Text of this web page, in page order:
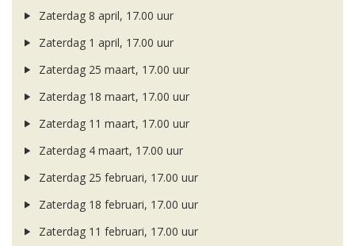
Zaterdag 8 april, 17.00 uur
Zaterdag 1 april, 17.00 uur
Zaterdag 25 maart, 17.00 uur
Zaterdag 18 maart, 17.00 uur
Zaterdag 11 maart, 17.00 uur
Zaterdag 4 maart, 17.00 uur
Zaterdag 25 februari, 17.00 uur
Zaterdag 18 februari, 17.00 uur
Zaterdag 11 februari, 17.00 uur